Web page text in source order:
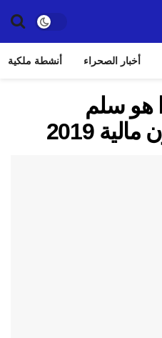
أخبار الصحراء أنشطة ملكية
هو سلم
2019